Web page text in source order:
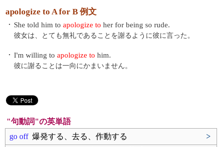
apologize to A for B 例文
・ She told him to apologize to her for being so rude.
彼女は、とても無礼であることを謝るように彼に言った。
・ I'm willing to apologize to him.
彼に謝ることは一向にかまいません。
"句動詞"の英単語
go off爆発する、去る、作動する
>